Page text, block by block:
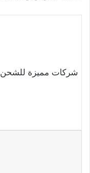
شركات مميزة للشحن